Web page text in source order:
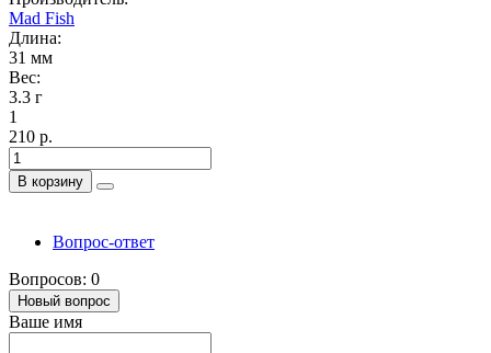
Mad Fish
Длина:
31 мм
Вес:
3.3 г
1
210 р.
В корзину
Вопрос-ответ
Вопросов: 0
Новый вопрос
Ваше имя